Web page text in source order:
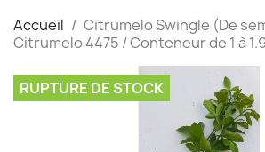
Accueil
Citrumelo Swingle (De
Citrumelo 4475 / Conteneur de 1 à
RUPTURE DE STOCK